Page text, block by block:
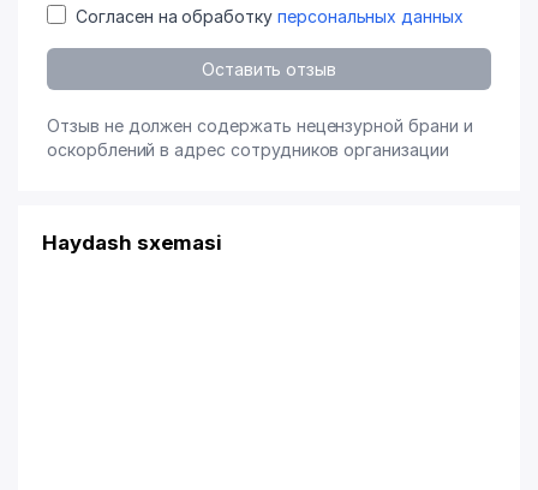
Согласен на обработку персональных данных
Оставить отзыв
Отзыв не должен содержать нецензурной брани и
оскорблений в адрес сотрудников организации
Haydash sxemasi